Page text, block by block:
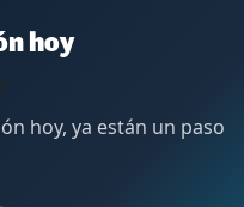
hoy
hoy, ya están un paso